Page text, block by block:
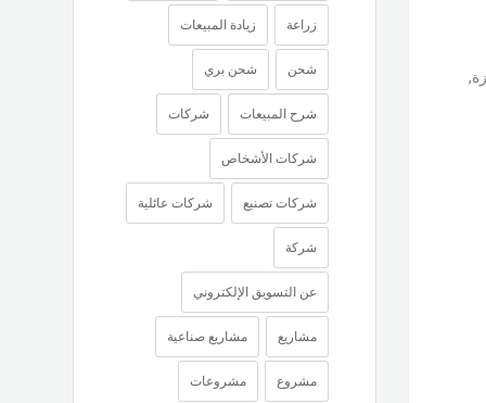
,
زراعة زيادة المبيعات
شحن شحن بري
شرح المبيعات شركات
شركات الأشخاص
شركات تصنيع شركات عائلية
شركة
عن التسويق الإلكتروني
مشاريع مشاريع صناعية
مشروع مشروعات